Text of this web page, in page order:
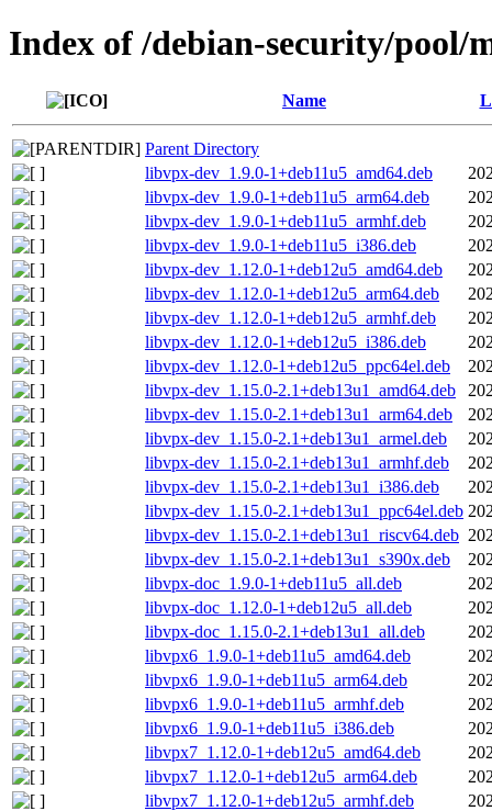
Index of /debian-security/pool/
Name
Parent Directory
libvpx-dev_1.9.0-1+deb11u5_amd64.deb
libvpx-dev_1.9.0-1+deb11u5_arm64.deb
libvpx-dev_1.9.0-1+deb11u5_armhf.deb
libvpx-dev_1.9.0-1+deb11u5_i386.deb
libvpx-dev_1.12.0-1+deb12u5_amd64.deb
libvpx-dev_1.12.0-1+deb12u5_arm64.deb
libvpx-dev_1.12.0-1+deb12u5_armhf.deb
libvpx-dev_1.12.0-1+deb12u5_i386.deb
libvpx-dev_1.12.0-1+deb12u5_ppc64el.deb
libvpx-dev_1.15.0-2.1+deb13u1_amd64.deb
libvpx-dev_1.15.0-2.1+deb13u1_arm64.deb
libvpx-dev_1.15.0-2.1+deb13u1_armel.deb
libvpx-dev_1.15.0-2.1+deb13u1_armhf.deb
libvpx-dev_1.15.0-2.1+deb13u1_i386.deb
libvpx-dev_1.15.0-2.1+deb13u1_ppc64el.deb
libvpx-dev_1.15.0-2.1+deb13u1_riscv64.deb
libvpx-dev_1.15.0-2.1+deb13u1_s390x.deb
libvpx-doc_1.9.0-1+deb11u5_all.deb
libvpx-doc_1.12.0-1+deb12u5_all.deb
libvpx-doc_1.15.0-2.1+deb13u1_all.deb
libvpx6_1.9.0-1+deb11u5_amd64.deb
libvpx6_1.9.0-1+deb11u5_arm64.deb
libvpx6_1.9.0-1+deb11u5_armhf.deb
libvpx6_1.9.0-1+deb11u5_i386.deb
libvpx7_1.12.0-1+deb12u5_amd64.deb
libvpx7_1.12.0-1+deb12u5_arm64.deb
libvpx7_1.12.0-1+deb12u5_armhf.deb